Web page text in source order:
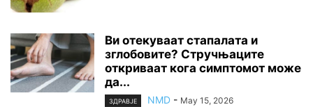
Ви отекуваат стапалата и
зглобовите? Стручњаците
откриваат кога симптомот може
да...
ЗДРАВЈЕ NMD - May 15, 2026